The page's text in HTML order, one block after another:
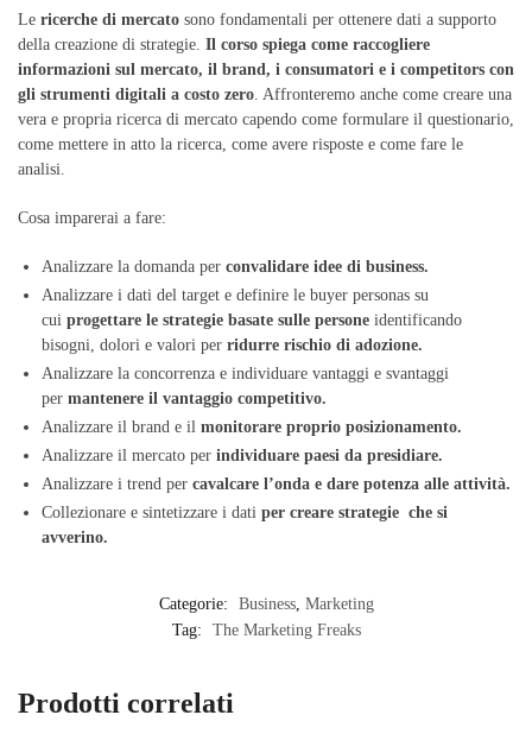
Le ricerche di mercato sono fondamentali per ottenere dati a supporto
della creazione di strategie. Il corso spiega come raccogliere
informazioni sul mercato, il brand, i consumatori e i competitors con
gli strumenti digitali a costo zero. Affronteremo anche come creare una
vera e propria ricerca di mercato capendo come formulare il questionario,
come mettere in atto la ricerca, come avere risposte e come fare le
analisi.
Cosa imparerai a fare:
Analizzare la domanda per convalidare idee di business.
Analizzare i dati del target e definire le buyer personas su
cui progettare le strategie basate sulle persone identificando
bisogni, dolori e valori per ridurre rischio di adozione.
Analizzare la concorrenza e individuare vantaggi e svantaggi
per mantenere il vantaggio competitivo.
Analizzare il brand e il monitorare proprio posizionamento.
Analizzare il mercato per individuare paesi da presidiare.
Analizzare i trend per cavalcare l’onda e dare potenza alle attività.
Collezionare e sintetizzare i dati per creare strategie che si
avverino.
Categorie: Business, Marketing
Tag:
The Marketing Freaks
Prodotti correlati